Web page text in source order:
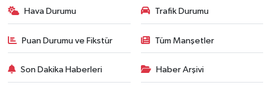
Hava Durumu Trafik Durumu
Puan Durumu ve Fikstür Tüm Manşetler
Son Dakika Haberleri Haber Arşivi